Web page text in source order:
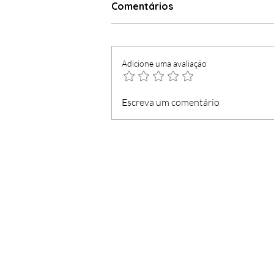
Lojas 'Marítimo' passam a
'Hummel'
Comentários
Adicione uma avaliação
Escreva um comentário